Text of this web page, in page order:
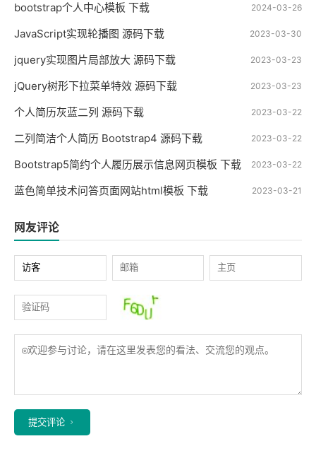
2024-03-26
bootstrap个人中心模板 下载
2023-03-30
JavaScript实现轮播图 源码下载
2023-03-23
jquery实现图片局部放大 源码下载
2023-03-23
jQuery树形下拉菜单特效 源码下载
2023-03-22
个人简历灰蓝二列 源码下载
2023-03-22
二列简洁个人简历 Bootstrap4 源码下载
2023-03-22
Bootstrap5简约个人履历展示信息网页模板 下载
2023-03-21
蓝色简单技术问答页面网站html模板 下载
网友评论
提交评论